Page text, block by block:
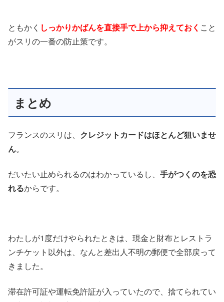
ともかく しっかりかばんを直接手で上から抑えておく こと
がスリの一番の防止策です。
まとめ
フランスのスリは、 クレジットカードはほとんど狙いませ
ん。
だいたい止められるのはわかっているし、 手がつくのを恐
れるからです。
わたしが1度だけやられたときは、現金と財布とレストラ
ンチケット以外は、なんと差出人不明の郵便で全部戻って
きました。
滞在許可証や運転免許証が入っていたので、捨てられてい